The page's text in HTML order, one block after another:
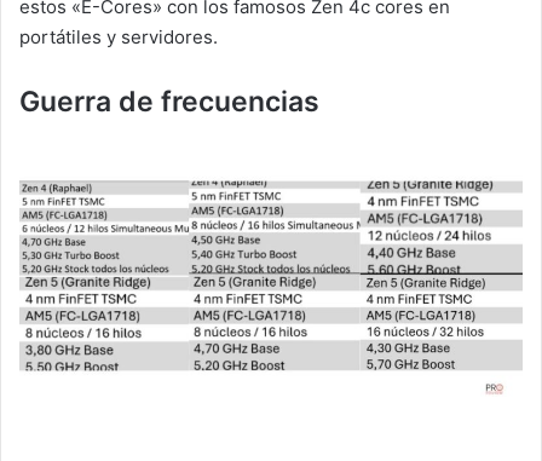
estos «E-Cores» con los famosos Zen 4c cores en
portátiles y servidores.
Guerra de frecuencias